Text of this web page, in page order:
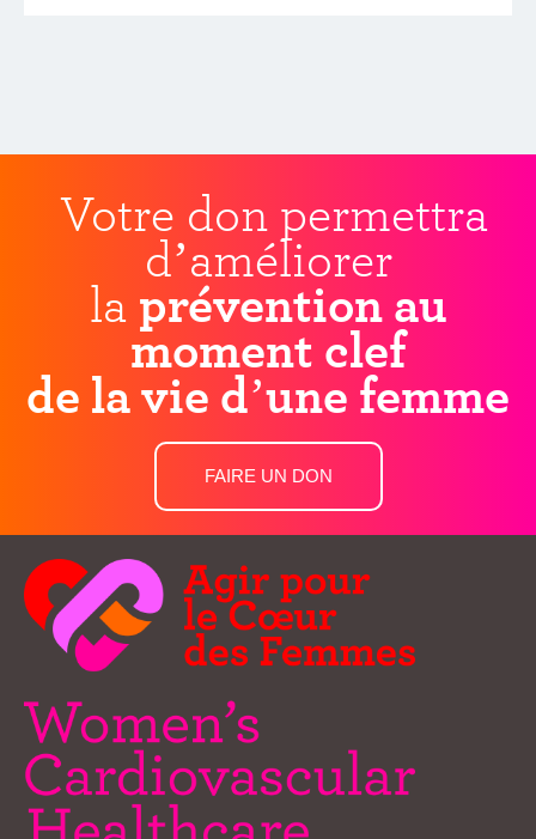
Votre don permettra
d’améliorer
la prévention au
moment clef
de la vie d’une femme
FAIRE UN DON